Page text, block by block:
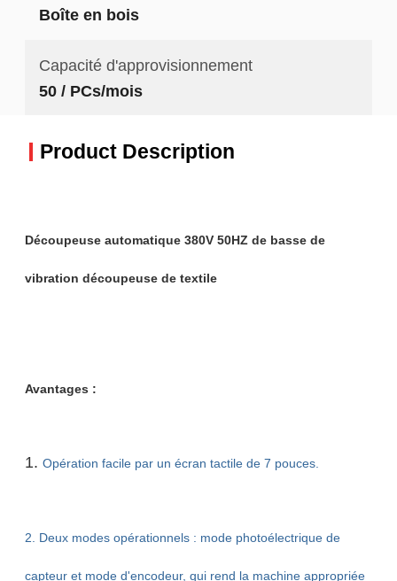
Boîte en bois
Capacité d'approvisionnement
50 / PCs/mois
Product Description
Découpeuse automatique 380V 50HZ de basse de
vibration découpeuse de textile
Avantages :
1. Opération facile par un écran tactile de 7 pouces.
2. Deux modes opérationnels : mode photoélectrique de
capteur et mode d'encodeur, qui rend la machine appropriée